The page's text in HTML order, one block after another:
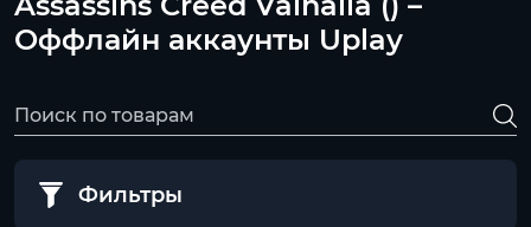
Оффлайн аккаунты Uplay
Фильтры